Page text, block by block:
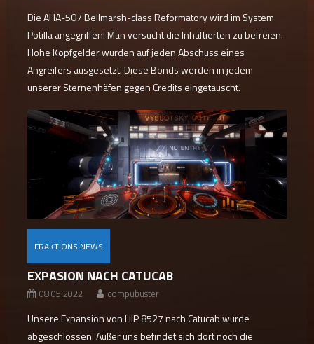
Die AHA-507 Bellmarsh-class Reformatory wird im System
Potilla angegriffen! Man versucht die Inhaftierten zu befreien.
Hohe Kopfgelder wurden auf jeden Abschuss eines
Angreifers ausgesetzt. Diese Bonds werden in jedem
unserer Sternenhäfen gegen Credits eingetauscht.
FRAKTIONS NEWS
EXPASION NACH CATUCAB
08.05.2022 compubuster
Unsere Expansion von HIP 8527 nach Catucab wurde
abgeschlossen. Außer uns befindet sich dort noch die